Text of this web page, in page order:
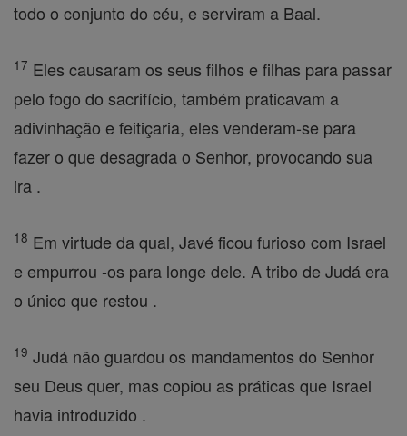
todo o conjunto do céu, e serviram a Baal.
17 Eles causaram os seus filhos e filhas para passar
pelo fogo do sacrifício, também praticavam a
adivinhação e feitiçaria, eles venderam-se para
fazer o que desagrada o Senhor, provocando sua
ira .
18 Em virtude da qual, Javé ficou furioso com Israel
e empurrou -os para longe dele. A tribo de Judá era
o único que restou .
19 Judá não guardou os mandamentos do Senhor
seu Deus quer, mas copiou as práticas que Israel
havia introduzido .